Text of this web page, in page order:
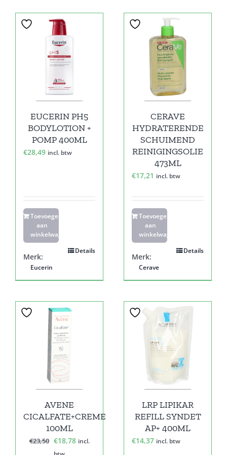
EUCERIN PH5
BODYLOTION +
POMP 400ML
€28,49 incl. btw
Toevoegen
aan
winkelwagen
Details
Merk:
Eucerin
CERAVE
HYDRATERENDE
SCHUIMEND
REINIGINGSOLIE
473ML
€17,21 incl. btw
Toevoegen
aan
winkelwagen
Details
Merk:
Cerave
Sale!
AVENE
CICALFATE+CREME
100ML
€23,50 Oorspronkelijke
prijs
€18,78Huidige
incl.
LRP LIPIKAR
REFILL SYNDET
AP+ 400ML
€14,37 incl. btw